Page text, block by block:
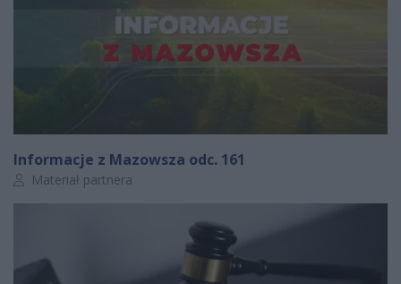
Informacje z Mazowsza odc. 161
Autor artykułu:
Materiał partnera